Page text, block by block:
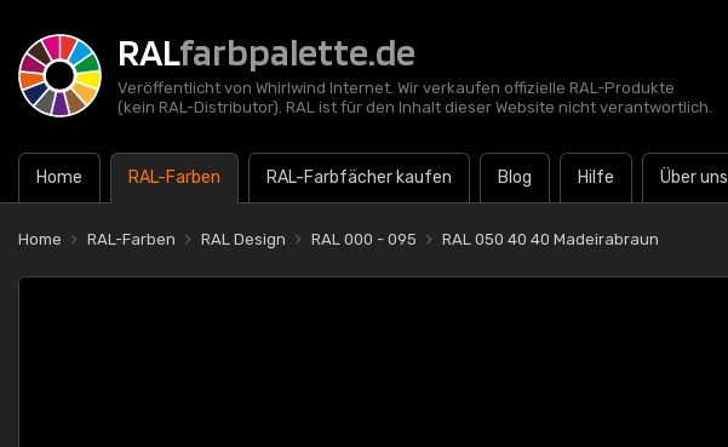
RALfarbpalette.de
Veröffentlicht von Whirlwind Internet. Wir verkaufen offizielle RAL-Produkte
(kein RAL-Distributor). RAL ist für den Inhalt dieser Website nicht verantwortlich.
Home RAL-Farben RAL-Farbfächer kaufen Blog Hilfe Über uns
Home RAL-Farben RAL Design RAL 000 - 095 RAL 050 40 40 Madeirabraun